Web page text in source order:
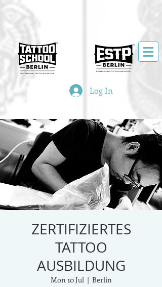
Log In
ZERTIFIZIERTES
TATTOO
AUSBILDUNG
Mon 10 Jul
  |
Berlin